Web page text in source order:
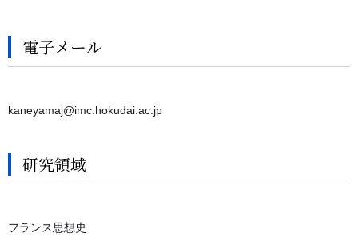
電子メール
kaneyamaj@imc.hokudai.ac.jp
研究領域
フランス思想史